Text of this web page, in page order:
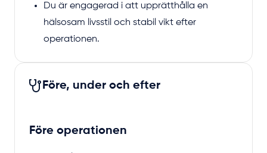
Du är engagerad i att upprätthålla en
hälsosam livsstil och stabil vikt efter
operationen.
Före, under och efter
Före operationen